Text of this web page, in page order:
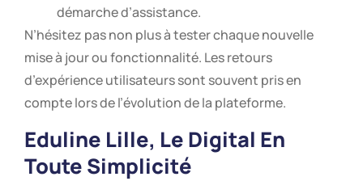
démarche d’assistance.
N’hésitez pas non plus à tester chaque nouvelle
mise à jour ou fonctionnalité. Les retours
d’expérience utilisateurs sont souvent pris en
compte lors de l’évolution de la plateforme.
Eduline Lille, Le Digital En
Toute Simplicité